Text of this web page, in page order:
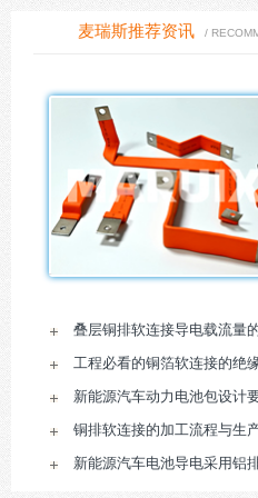
麦瑞斯推荐资讯 /
叠层铜排软连接导电载流量
工程必看的铜箔软连接的绝
新能源汽车动力电池包设计
铜排软连接的加工流程与生
新能源汽车电池导电采用铝